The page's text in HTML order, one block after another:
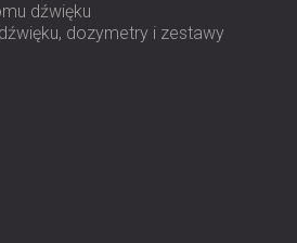
dźwięku
dozymetry i zestawy